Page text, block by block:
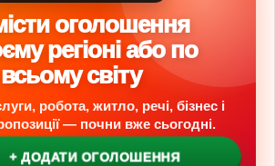
оголошення
регіоні або по
всьому світу
робота, житло, речі, бізнес і
— почни вже сьогодні.
+ ДОДАТИ ОГОЛОШЕННЯ